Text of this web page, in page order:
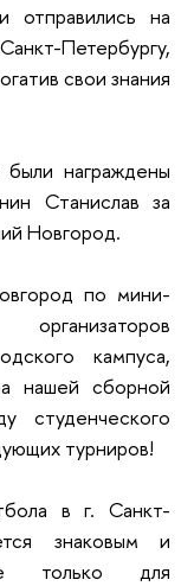
отправились на
Петербургу,
свои знания
награждены
Станислав за
Новгород.
по мини-
кампуса,
нашей сборной
студенческого
турниров!
в г. Санкт-
знаковым и
только для